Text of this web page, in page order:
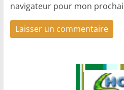
navigateur pour mon